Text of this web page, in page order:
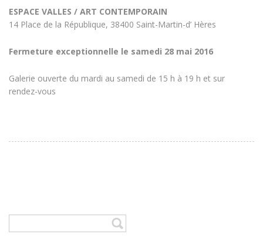
ESPACE VALLES / ART CONTEMPORAIN
14 Place de la République, 38400 Saint-Martin-d’ Hères
Fermeture exceptionnelle le samedi 28 mai 2016
Galerie ouverte du mardi au samedi de 15 h à 19 h et sur
rendez-vous